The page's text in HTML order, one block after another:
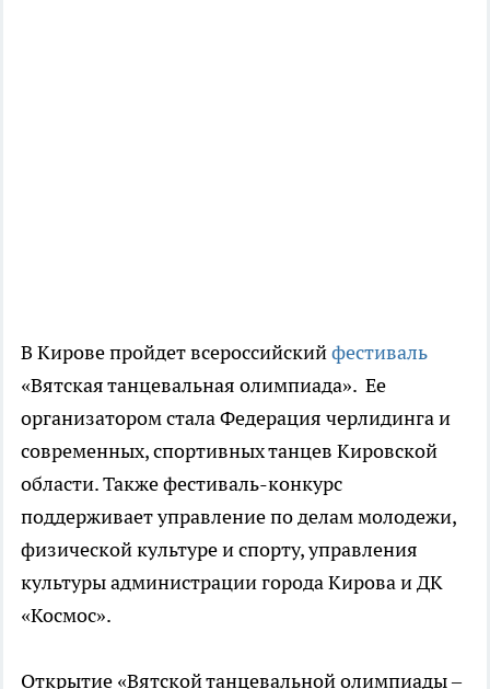
В Кирове пройдет всероссийскийфестиваль
«Вятская танцевальная олимпиада». Ее
организатором стала Федерация черлидинга и
современных, спортивных танцев Кировской
области. Также фестиваль-конкурс
поддерживает управление по делам молодежи,
физической культуре и спорту, управления
культуры администрации города Кирова и ДК
«Космос».
Открытие «Вятской танцевальной олимпиады –